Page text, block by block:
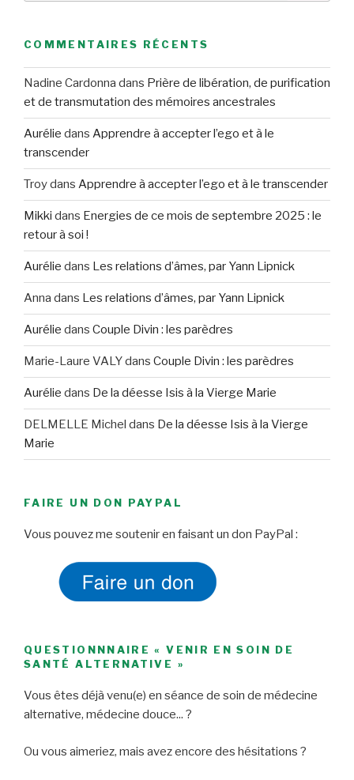
COMMENTAIRES RÉCENTS
Nadine Cardonna dans Prière de libération, de purification
et de transmutation des mémoires ancestrales
Aurélie dans Apprendre à accepter l’ego et à le
transcender
Troydans Apprendre à accepter l’ego et à le transcender
Mikki dans Energies de ce mois de septembre 2025 : le
retour à soi !
Aurélie dans Les relations d’âmes, par Yann Lipnick
Anna dans Les relations d’âmes, par Yann Lipnick
Aurélie dans Couple Divin : les parèdres
Marie-Laure VALYdans Couple Divin : les parèdres
Aurélie dans De la déesse Isis à la Vierge Marie
DELMELLE Michel dans De la déesse Isis à la Vierge
Marie
FAIRE UN DON PAYPAL
Vous pouvez me soutenir en faisant un don PayPal :
QUESTIONNNAIRE « VENIR EN SOIN DE
SANTÉ ALTERNATIVE »
Vous êtes déjà venu(e) en séance de soin de médecine
alternative, médecine douce... ?
Ou vous aimeriez, mais avez encore des hésitations ?